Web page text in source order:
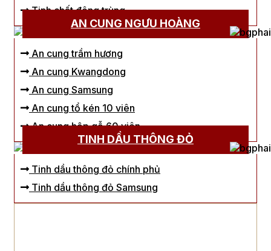
Tinh chất đông trùng
AN CUNG NGƯU HOÀNG
An cung trầm hương
An cung Kwangdong
An cung Samsung
An cung tổ kén 10 viên
An cung hộp gỗ 60 viên
TINH DẦU THÔNG ĐỎ
Tinh dầu thông đỏ chính phủ
Tinh dầu thông đỏ Samsung